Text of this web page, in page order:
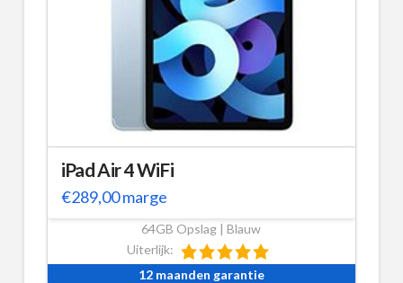
iPad Air 4 WiFi
€289,00marge
64GB Opslag | Blauw
Uiterlijk:
12 maanden garantie